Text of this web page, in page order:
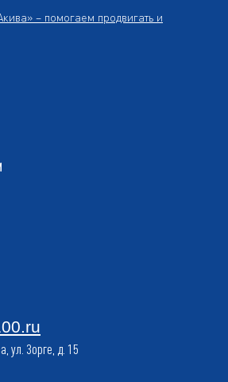
– помогаем продвигать и
ул. Зорге, д. 15